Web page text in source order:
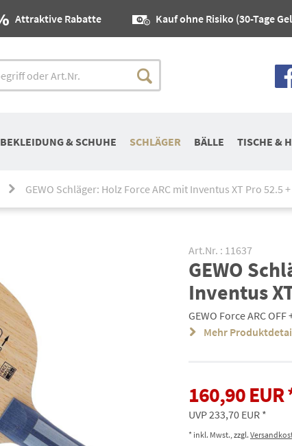
Attraktive Rabatte Kauf ohne Risiko (30-Tage
BEKLEIDUNG & SCHUHE SCHLÄGER BÄLLE TISCHE &
GEWO Schläger: Holz Force ARC mit Inventus XT Pro 52.5
Art.Nr. : 11637
GEWO
Inventus
GEWO Force ARC
Mehr
160,90 EUR
UVP 233,70 EUR
* inkl. Mwst., zzgl.